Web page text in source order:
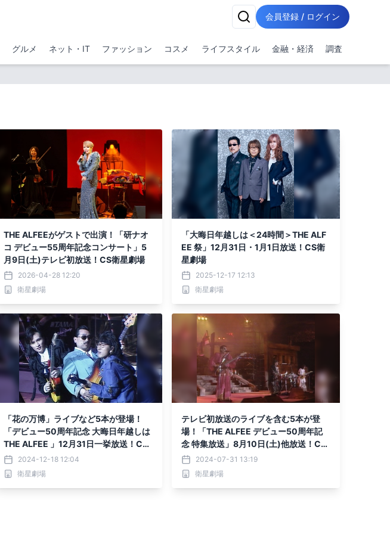
会員登録 / ログイン
グルメ ネット・IT ファッション コスメ ライフスタイル 金融・経済 調査
THE ALFEEがゲストで出演！「研ナオ
コ デビュー55周年記念コンサート」5
月9日(土)テレビ初放送！CS衛星劇場
2026-04-28 12:20
衛星劇場
「大晦日年越しは＜24時間＞THE ALF
EE 祭」12月31日・1月1日放送！CS衛
星劇場
2025-12-17 12:13
衛星劇場
「花の万博」ライブなど5本が登場！
「デビュー50周年記念 大晦日年越しは
THE ALFEE 」12月31日一挙放送！CS
衛星劇場2024-12-18 12:04
衛星劇場
テレビ初放送のライブを含む5本が登
場！「THE ALFEE デビュー50周年記
念 特集放送」8月10日(土)他放送！CS
衛星劇場2024-07-31 13:19
衛星劇場